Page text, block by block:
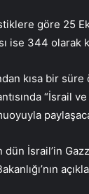
göre 25
ise 344 olarak
kısa bir
“İsrail
İsrail’in